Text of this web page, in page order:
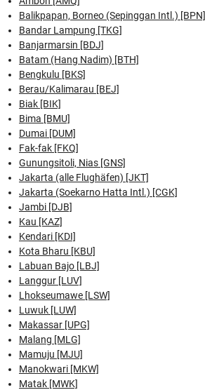
Balikpapan, Borneo (Sepinggan Intl.) [BPN]
Bandar Lampung [TKG]
Banjarmarsin [BDJ]
Batam (Hang Nadim) [BTH]
Bengkulu [BKS]
Berau/Kalimarau [BEJ]
Biak [BIK]
Bima [BMU]
Dumai [DUM]
Fak-fak [FKQ]
Gunungsitoli, Nias [GNS]
Jakarta (alle Flughäfen) [JKT]
Jakarta (Soekarno Hatta Intl.) [CGK]
Jambi [DJB]
Kau [KAZ]
Kendari [KDI]
Kota Bharu [KBU]
Labuan Bajo [LBJ]
Langgur [LUV]
Lhokseumawe [LSW]
Luwuk [LUW]
Makassar [UPG]
Malang [MLG]
Mamuju [MJU]
Manokwari [MKW]
Matak [MWK]